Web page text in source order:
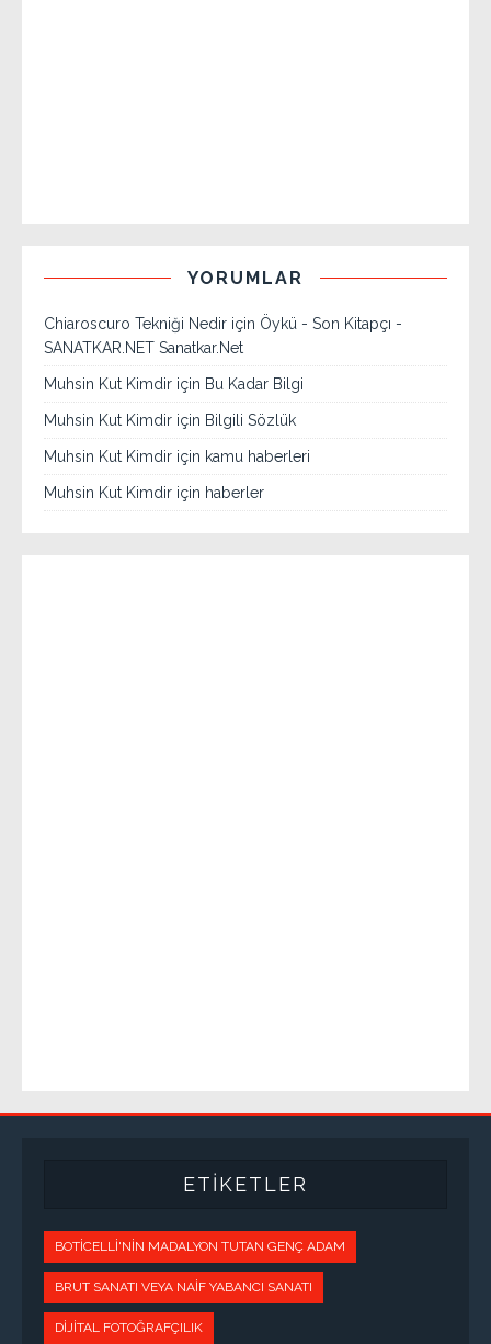
YORUMLAR
Chiaroscuro Tekniği Nedir için Öykü - Son Kitapçı -
SANATKAR.NET Sanatkar.Net
Muhsin Kut Kimdir için Bu Kadar Bilgi
Muhsin Kut Kimdir için Bilgili Sözlük
Muhsin Kut Kimdir için kamu haberleri
Muhsin Kut Kimdir için haberler
ETİKETLER
BOTICELLI'NIN MADALYON TUTAN GENÇ ADAM
BRUT SANATI VEYA NAIF YABANCI SANATI
DIJITAL FOTOĞRAFÇILIK